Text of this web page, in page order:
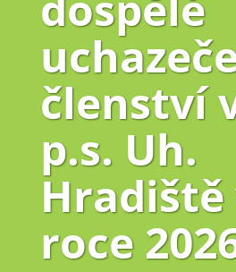
členství
p.s. Uh.
Hradiště
roce